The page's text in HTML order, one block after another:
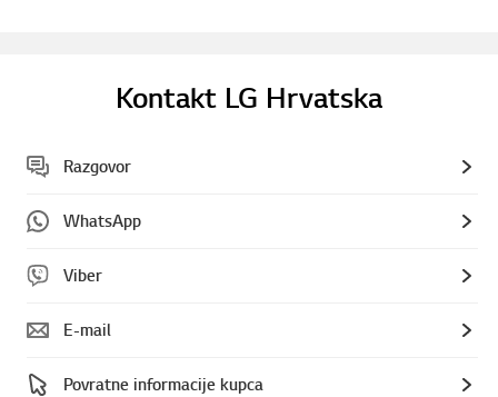
Kontakt LG Hrvatska
Razgovor
WhatsApp
Viber
E-mail
Povratne informacije kupca